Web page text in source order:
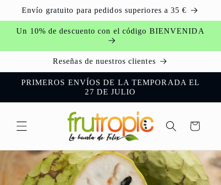
Skip to
Envío gratuito para pedidos superiores a 35 €
Un 10% de descuento con el código BIENVENIDA
Reseñas de nuestros clientes
PRIMEROS ENVÍOS DE LA TEMPORADA EL
27 DE JULIO
Cart